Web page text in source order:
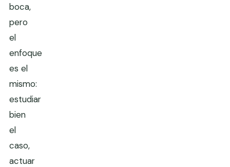
boca,
pero
el
enfoque
es el
mismo:
estudiar
bien
el
caso,
actuar